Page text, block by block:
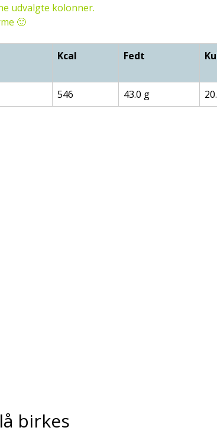
udvalgte kolonner.
🙂
Kcal Fedt
546 43.0 g
birkes